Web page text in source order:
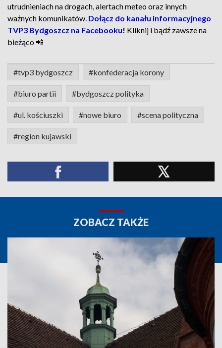
utrudnieniach na drogach, alertach meteo oraz innych
ważnych komunikatów. Dołącz do kanału informacyjnego
TVP3 Bydgoszcz na Facebooku! Kliknij i bądź zawsze na
bieżąco 📲
#tvp3 bydgoszcz #konfederacja korony
#biuro partii #bydgoszcz polityka
#ul. kościuszki #nowe biuro #scena polityczna
#region kujawski
ZOBACZ TAKŻE